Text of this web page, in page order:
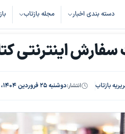
دسته بندی اخبار مجله بازتاب
سفارش اینترنتی
بازتاب انتشار:دوشنبه ۲۵ فروردین ۱۴۰۴، ساعت ۱۱:۵۸